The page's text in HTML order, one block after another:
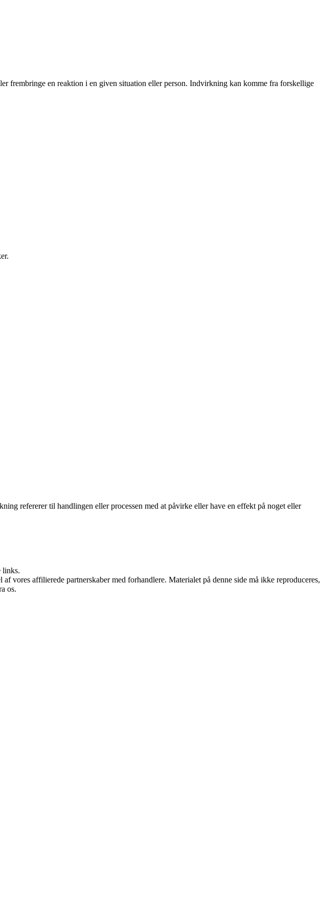
frembringe en reaktion i en given situation eller person. Indvirkning kan komme fra forskellige
refererer til handlingen eller processen med at påvirke eller have en effekt på noget eller
links.
vores affilierede partnerskaber med forhandlere. Materialet på denne side må ikke reproduceres,
os.